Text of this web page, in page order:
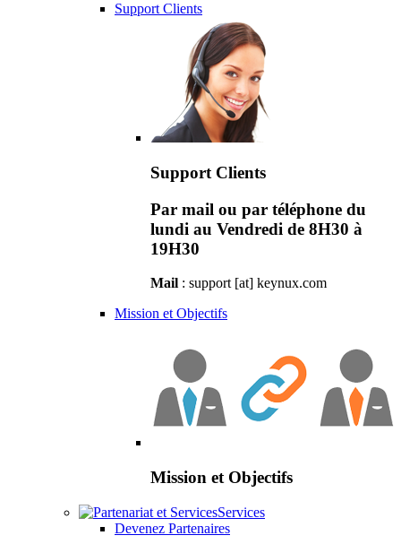
Support Clients
Support Clients
Par mail ou par téléphone du
lundi au Vendredi de 8H30 à
19H30
Mail : support [at] keynux.com
Mission et Objectifs
Mission et Objectifs
Services
Devenez Partenaires